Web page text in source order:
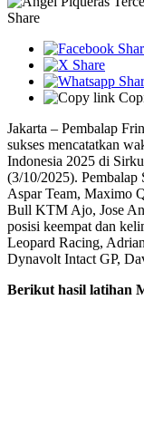
Share
Jakarta – Pembalap
sukses mencatatkan
Indonesia 2025 di
(3/10/2025).
Aspar Team, Maximo
Bull KTM Ajo, Jose
posisi keempat dan
Leopard Racing,
Dynavolt Intact GP,
Berikut hasil latihan